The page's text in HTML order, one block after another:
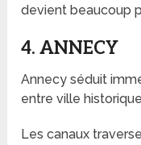
devient beaucoup
4. ANNECY
Annecy séduit
entre ville
Les canaux